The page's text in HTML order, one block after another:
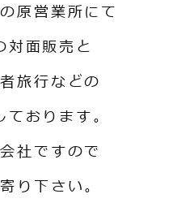
原営業所にて
対面販売と
旅行などの
おります。
社ですので
り下さい。